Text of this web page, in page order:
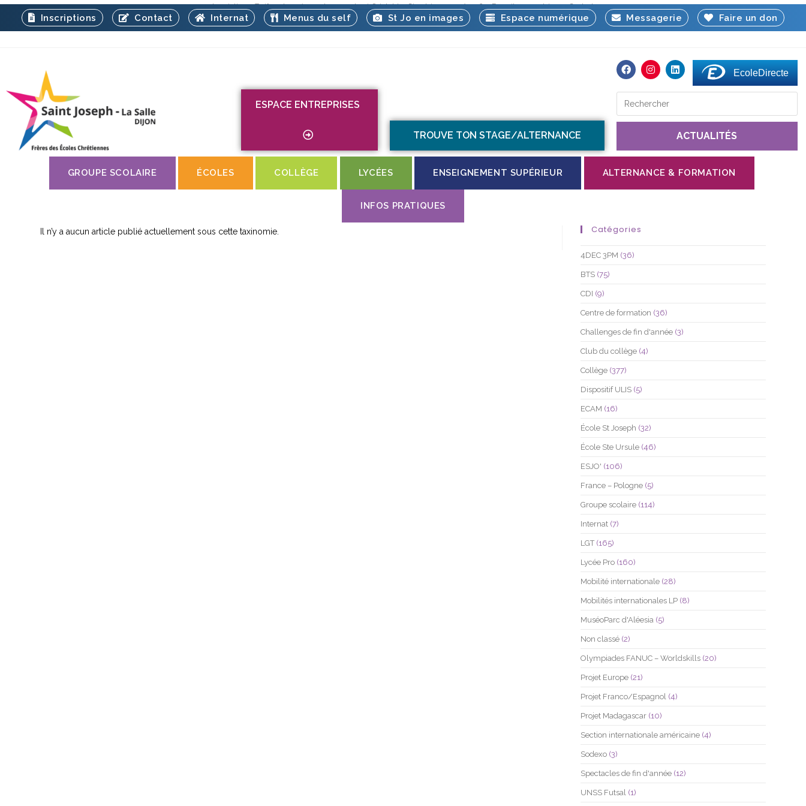
Inscription Tarifs Journées portes ouvertes à Saint-Jo’ Circulaires 2025/2026 Fournitures scolaires Contact
Inscriptions Contact Internat Menus du self St Jo en images Espace numérique Messagerie Faire un don
ESPACE ENTREPRISES
TROUVE TON STAGE/ALTERNANCE
EcoleDirecte
ACTUALITÉS
GROUPE SCOLAIRE ÉCOLES COLLÈGE LYCÉES ENSEIGNEMENT SUPÉRIEUR ALTERNANCE & FORMATION
INFOS PRATIQUES
Il n’y a aucun article publié actuellement sous cette taxinomie. Catégories
4DEC 3PM (36)
BTS (75)
CDI (9)
Centre de formation (36)
Challenges de fin d'année (3)
Club du collège (4)
Collège (377)
Dispositif ULIS (5)
ECAM (16)
École St Joseph (32)
École Ste Ursule (46)
ESJO' (106)
France – Pologne (5)
Groupe scolaire (114)
Internat (7)
LGT (165)
Lycée Pro (160)
Mobilité internationale (28)
Mobilités internationales LP (8)
MuséoParc d'Aléesia (5)
Non classé (2)
Olympiades FANUC – Worldskills (20)
Projet Europe (21)
Projet Franco/Espagnol (4)
Projet Madagascar (10)
Section internationale américaine (4)
Sodexo (3)
Spectacles de fin d'année (12)
UNSS Futsal (1)